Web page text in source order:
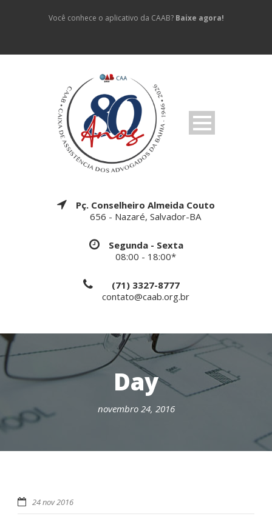
Você conhece o aplicativo da CAAB? Baixe agora!
Pç. Conselheiro Almeida Couto
656 - Nazaré, Salvador-BA
Segunda - Sexta
08:00 - 18:00*
(71) 3327-8777
contato@caab.org.br
Day
novembro 24, 2016
24 nov 2016